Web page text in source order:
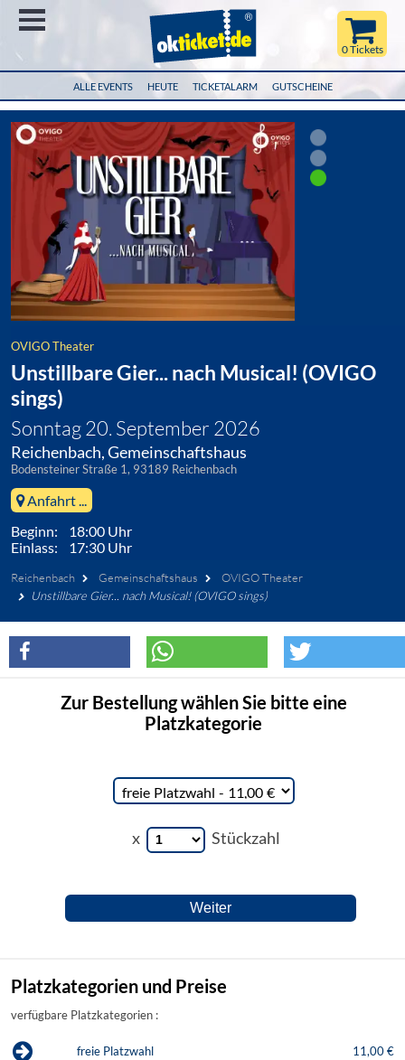
ALLE EVENTS HEUTE TICKETALARM GUTSCHEINE
0 Tickets
OVIGO Theater
Unstillbare Gier... nach Musical! (OVIGO
sings)
Sonntag 20. September 2026
Reichenbach, Gemeinschaftshaus
Bodensteiner Straße 1, 93189 Reichenbach
Anfahrt ...
Beginn: 18:00 Uhr
Einlass: 17:30 Uhr
Reichenbach Gemeinschaftshaus
OVIGO Theater
Unstillbare Gier... nach Musical! (OVIGO sings)
Zur Bestellung wählen Sie bitte eine
Platzkategorie
x Stückzahl
Platzkategorien und Preise
verfügbare Platzkategorien :
freie Platzwahl 11,00 €